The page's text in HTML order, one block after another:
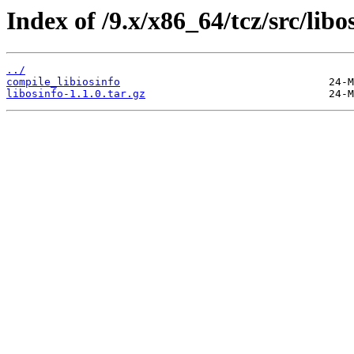
Index of /9.x/x86_64/tcz/src/
../
compile_libiosinfo
libosinfo-1.1.0.tar.gz